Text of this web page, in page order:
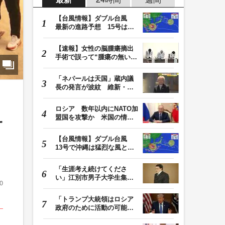
【台風情報】ダブル台風
最新の進路予想 15号は北
【速報】女性の脳腫瘍摘出
手術で誤って“腫瘍の無い部
「ネパールは天国」蔵内議
長の発言が波紋 維新・吉
ロシア 数年以内にNATO加
盟国を攻撃か 米国の情報
【台風情報】ダブル台風
13号で沖縄は猛烈な風と大
「生涯考え続けてくださ
い」江別市男子大学生集団
「トランプ大統領はロシア
政府のために活動の可能